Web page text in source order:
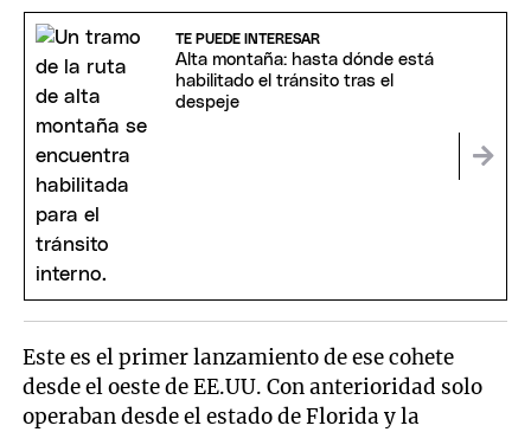
TE PUEDE INTERESAR
Alta montaña: hasta dónde está
habilitado el tránsito tras el
despeje
Este es el primer lanzamiento de ese cohete
desde el oeste de EE.UU. Con anterioridad solo
operaban desde el estado de Florida y la